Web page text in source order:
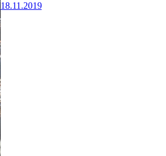
18.11.2019